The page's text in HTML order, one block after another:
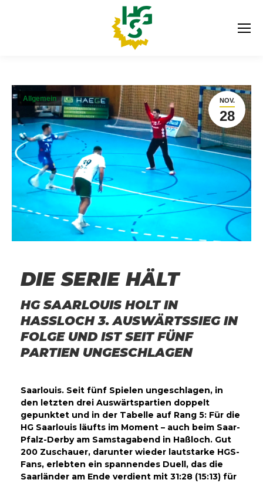
NOV.
28
Allgemein
DIE SERIE HÄLT
HG SAARLOUIS HOLT IN
HASSLOCH 3. AUSWÄRTSSIEG IN F
OLGE UND IST SEIT FÜNF P
ARTIEN UNGESCHLAGEN
Saarlouis. Seit fünf Spielen ungeschlagen, in
den letzten drei Auswärtspartien doppelt
gepunktet und in der Tabelle auf Rang 5: Für die
HG Saarlouis läufts im Moment – auch beim Saar-
Pfalz-Derby am Samstagabend in Haßloch. Gut
200 Zuschauer, darunter wieder lautstarke HGS-
Fans, erlebten ein spannendes Duell, das die
Saarländer am Ende verdient mit 31:28 (15:13) für